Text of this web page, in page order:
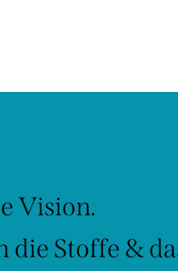
Vision.
die Stoffe &